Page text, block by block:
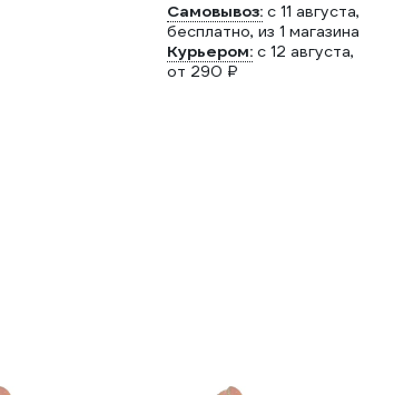
Самовывоз: c 11 августа,
бесплатно, из 1 магазина
Курьером: c 12 августа,
от 290 ₽